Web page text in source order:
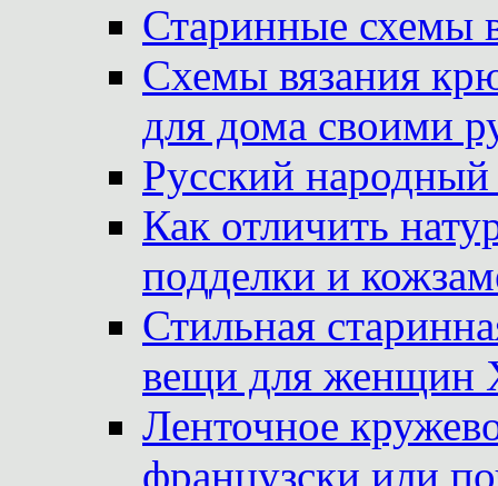
Старинные схемы
Схемы вязания
для дома своими
Русский
Как отличить
подделки и
Стильная
вещи для женщин
Ленточное
французски или